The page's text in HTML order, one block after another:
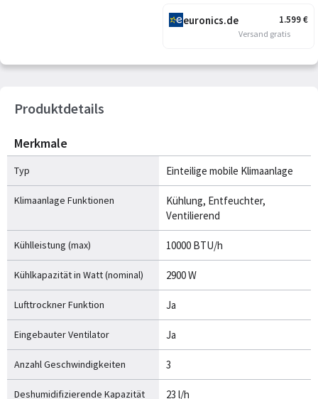
1.599€
euronics.de
Versand gratis
Produktdetails
Merkmale
Typ Einteilige mobile Klimaanlage
Klimaanlage Funktionen
Kühlung, Entfeuchter,
Ventilierend
Kühlleistung (max) 10000 BTU/h
Kühlkapazität in Watt (nominal) 2900 W
Lufttrockner Funktion Ja
Eingebauter Ventilator Ja
Anzahl Geschwindigkeiten 3
Deshumidifizierende Kapazität 23 l/h